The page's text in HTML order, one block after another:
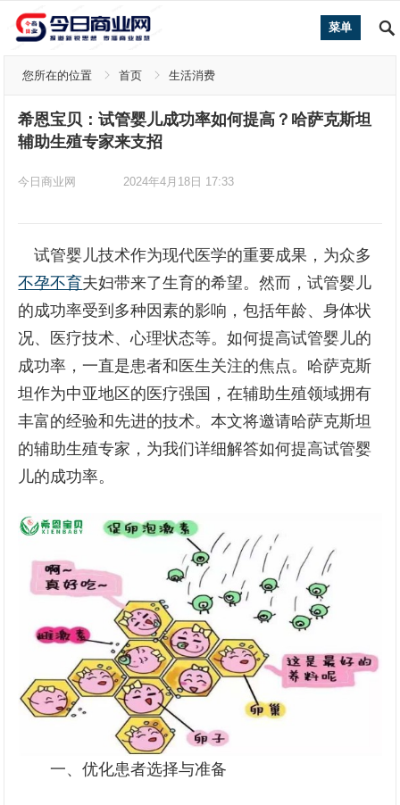
菜单
您所在的位置 首页 生活消费
希恩宝贝：试管婴儿成功率如何提高？哈萨克斯坦
辅助生殖专家来支招
今日商业网 2024年4月18日 17:33
试管婴儿技术作为现代医学的重要成果，为众多
不孕不育夫妇带来了生育的希望。然而，试管婴儿
的成功率受到多种因素的影响，包括年龄、身体状
况、医疗技术、心理状态等。如何提高试管婴儿的
成功率，一直是患者和医生关注的焦点。哈萨克斯
坦作为中亚地区的医疗强国，在辅助生殖领域拥有
丰富的经验和先进的技术。本文将邀请哈萨克斯坦
的辅助生殖专家，为我们详细解答如何提高试管婴
儿的成功率。
一、优化患者选择与准备